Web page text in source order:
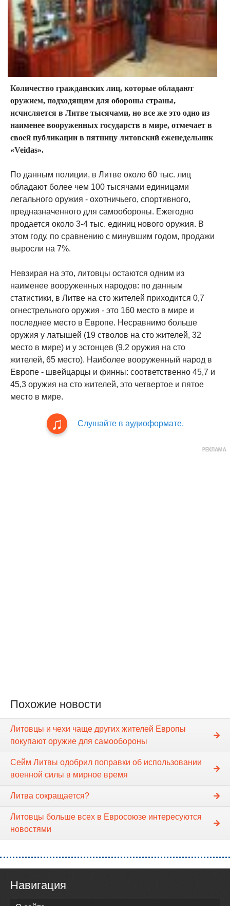
Количество гражданских лиц, которые обладают
оружием, подходящим для обороны страны,
исчисляется в Литве тысячами, но все же это одно из
наименее вооруженных государств в мире, отмечает в
своей публикации в пятницу литовский еженедельник
«Veidas».
По данным полиции, в Литве около 60 тыс. лиц
обладают более чем 100 тысячами единицами
легального оружия - охотничьего, спортивного,
предназначенного для самообороны. Ежегодно
продается около 3-4 тыс. единиц нового оружия. В
этом году, по сравнению с минувшим годом, продажи
выросли на 7%.
Невзирая на это, литовцы остаются одним из
наименее вооруженных народов: по данным
статистики, в Литве на сто жителей приходится 0,7
огнестрельного оружия - это 160 место в мире и
последнее место в Европе. Несравнимо больше
оружия у латышей (19 стволов на сто жителей, 32
место в мире) и у эстонцев (9,2 оружия на сто
жителей, 65 место). Наиболее вооруженный народ в
Европе - швейцарцы и финны: соответственно 45,7 и
45,3 оружия на сто жителей, это четвертое и пятое
место в мире.
Слушайте в аудиоформате.
Похожие новости
Литовцы и чехи чаще других жителей Европы
покупают оружие для самообороны
Сейм Литвы одобрил поправки об использовании
военной силы в мирное время
Литва сокращается?
Литовцы больше всех в Евросоюзе интересуются
новостями
Навигация